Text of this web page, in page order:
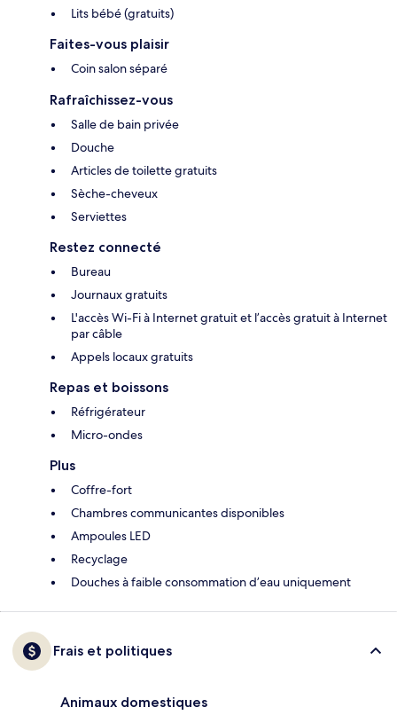
Lits bébé (gratuits)
Faites-vous plaisir
Coin salon séparé
Rafraîchissez-vous
Salle de bain privée
Douche
Articles de toilette gratuits
Sèche-cheveux
Serviettes
Restez connecté
Bureau
Journaux gratuits
L'accès Wi-Fi à Internet gratuit et l’accès gratuit à Internet
par câble
Appels locaux gratuits
Repas et boissons
Réfrigérateur
Micro-ondes
Plus
Coffre-fort
Chambres communicantes disponibles
Ampoules LED
Recyclage
Douches à faible consommation d’eau uniquement
Frais et politiques
Animaux domestiques